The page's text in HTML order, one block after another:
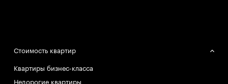
Стоимость квартир
Квартиры бизнес-класса
Недорогие квартиры